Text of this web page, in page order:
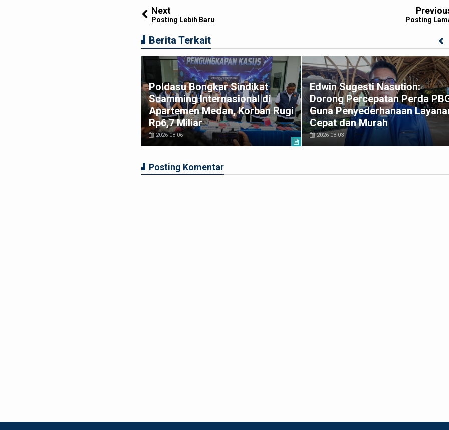
Next
Posting Lebih Baru Posting
Berita Terkait
Poldasu Bongkar Sindikat
Scamming Internasional di
Apartemen Medan, Korban Rugi
Rp6,7 Miliar
2026-08-06
Edwin Sugesti Nasution:
Dorong Percepatan Perda
Guna Penyederhanaan
Cepat dan Murah
2026-08-03
Posting Komentar